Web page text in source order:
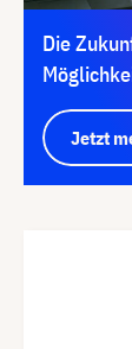
Die
Jetzt